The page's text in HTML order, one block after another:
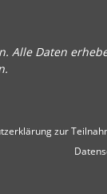
Daten
zur